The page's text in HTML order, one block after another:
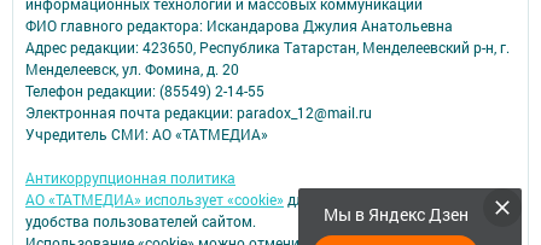
Мы в Яндекс Дзен
ФИО главного редактора: Искандарова Джулия Анатольевна
Адрес редакции: 423650, Республика Татарстан, Менделеевский р-н, г.
Менделеевск, ул. Фомина, д. 20
Телефон редакции: (85549) 2-14-55
Электронная почта редакции: paradox_12@mail.ru
Учредитель СМИ: АО «ТАТМЕДИА»
Антикоррупционная политика
АО «ТАТМЕДИА» использует «cookie» для персонализации сервисов и
удобства пользователей сайтом.